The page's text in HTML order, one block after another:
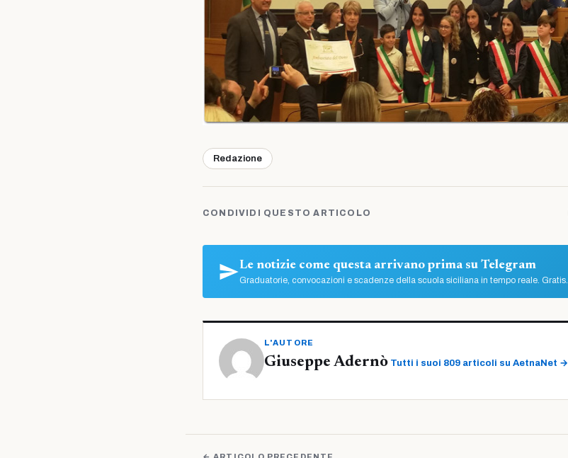
Redazione
CONDIVIDI QUESTO ARTICOLO
Le notizie come questa arrivano prima su Telegram
Graduatorie, convocazioni e scadenze della scuola siciliana in tempo reale. Gratis.
L'AUTORE
Giuseppe Adernò Tutti i suoi 809 articoli su AetnaNet →